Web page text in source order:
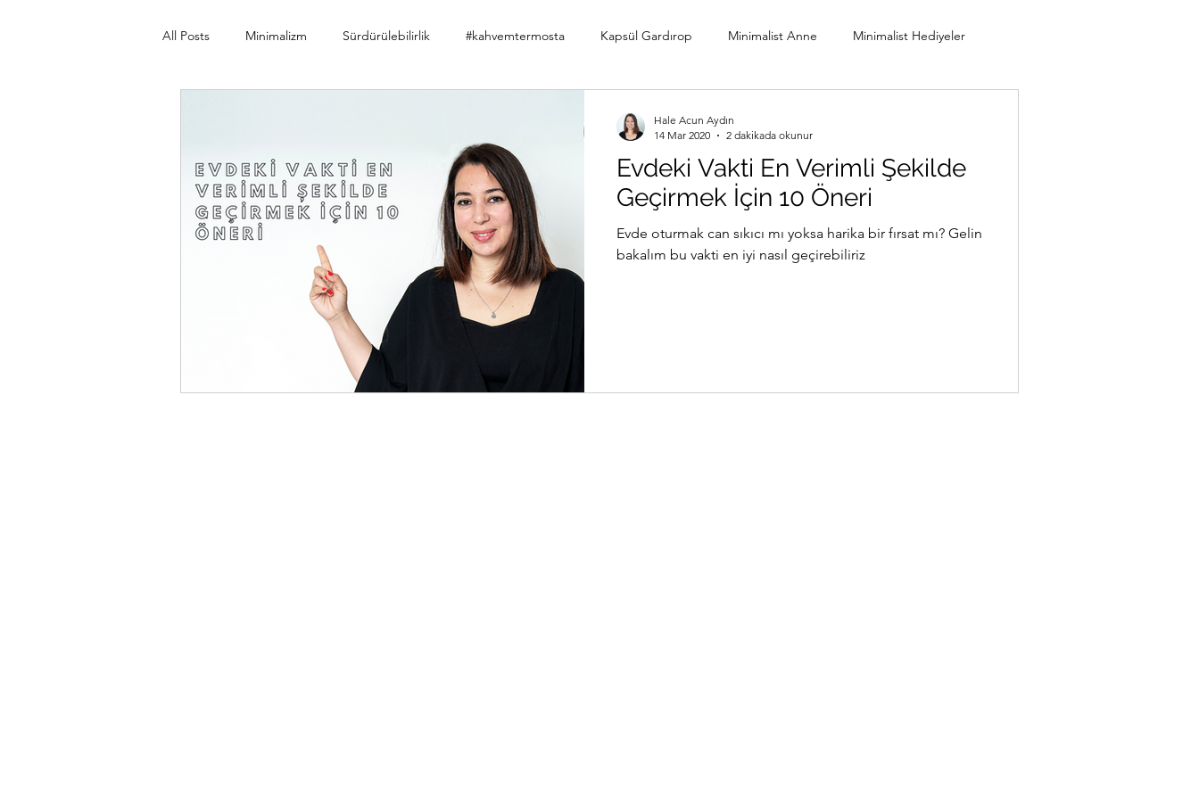
All Posts Minimalizm Sürdürülebilirlik #kahvemtermosta Kapsül Gardırop Minimalist Anne Minimalist Hediyeler
Sürdürülebilir Mutfak Rutinler Hale Acun Aydın Çıtır Kızlar Kitap Kulübü
Evdeki Vakti En Verimli Şekilde
Geçirmek İçin 10 Öneri
Evde oturmak can sıkıcı mı yoksa harika bir fırsat mı? Gelin
bakalım bu vakti en iyi nasıl geçirebiliriz
Hale Acun Aydın
14 Mar 2020
2 dakikada okunur